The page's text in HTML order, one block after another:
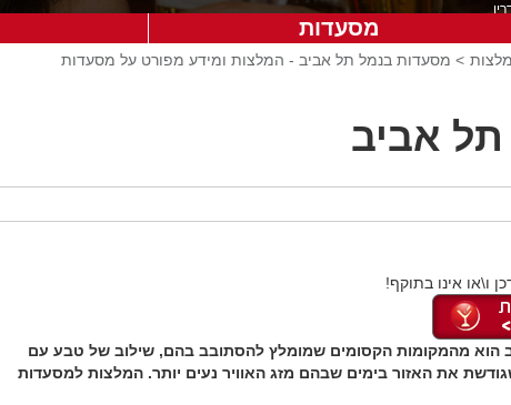
מסעדות
> מסעדות בנמל תל אביב - המלצות ומידע מפורט על מסעדות
אביב
ו\או אינו בתוקף!
הוא מהמקומות הקסומים שמומלץ להסתובב בהם, שילוב של טבע עם
את האזור בימים שבהם מזג האוויר נעים יותר. המלצות למסעדות